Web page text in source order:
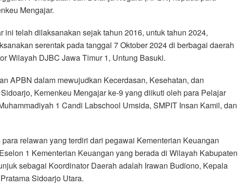
Mengajar.
ini telah dilaksanakan sejak tahun 2016, untuk tahun 2024,
serentak pada tanggal 7 Oktober 2024 di berbagai daerah
Wilayah DJBC Jawa Timur 1, Untung Basuki.
APBN dalam mewujudkan Kecerdasan, Kesehatan, dan
Kemenkeu Mengajar ke-9 yang diikuti oleh para Pelajar
1 Candi Labschool Umsida, SMPIT Insan Kamil, dan
relawan yang terdiri dari pegawai Kementerian Keuangan
1 Kementerian Keuangan yang berada di Wilayah Kabupaten
sebagai Koordinator Daerah adalah Irawan Budiono, Kepala
Sidoarjo Utara.